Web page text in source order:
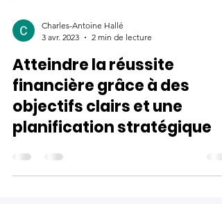
Charles-Antoine Hallé
3 avr. 2023
2 min de lecture
Atteindre la réussite
financière grâce à des
objectifs clairs et une
planification stratégique